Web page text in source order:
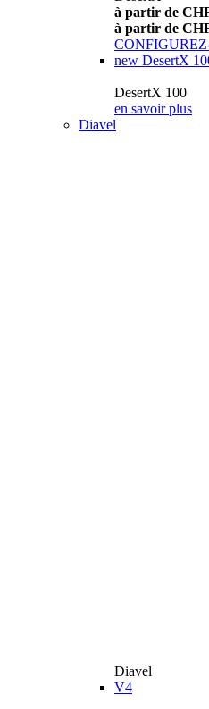
à partir de
à partir de
new DesertX
DesertX 100
en savoir plus
Diavel
Diavel
V4